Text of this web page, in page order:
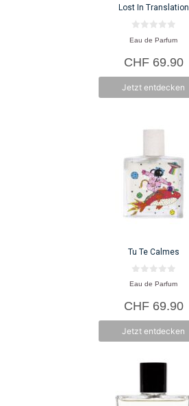
Lost In Translation
0
v
n
5
Eau de Parfum
CHF69.90
Jetzt entdecken
Tu Te Calmes
0
v
n
Eau de Parfum
CHF69.90
Jetzt entdecken